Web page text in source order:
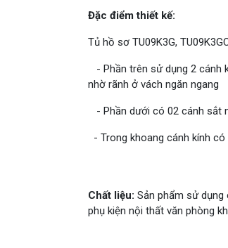
Đặc điểm thiết kế:
Tủ hồ sơ TU09K3G,
- Phần trên sử dụng 2 cánh
nhờ rãnh ở vách ngăn ngang
- Phần dưới có 02 cánh sắt
- Trong khoang cánh kính
Chất liệu: Sản phẩm sử
phụ kiện nội thất văn phòng